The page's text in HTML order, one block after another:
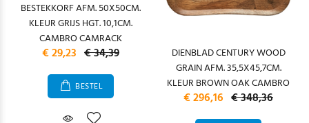
BESTEKKORF AFM. 50X50CM.
KLEUR GRIJS HGT. 10,1CM.
CAMBRO CAMRACK
€ 29,23 € 34,39
BESTEL
DIENBLAD CENTURY WOOD
GRAIN AFM. 35,5X45,7CM.
KLEUR BROWN OAK CAMBRO
€ 296,16 € 348,36